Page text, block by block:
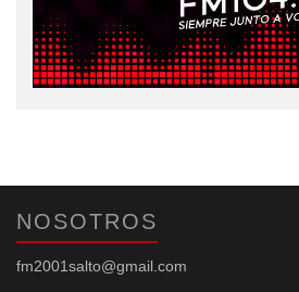
NOSOTROS
fm2001salto@gmail.com